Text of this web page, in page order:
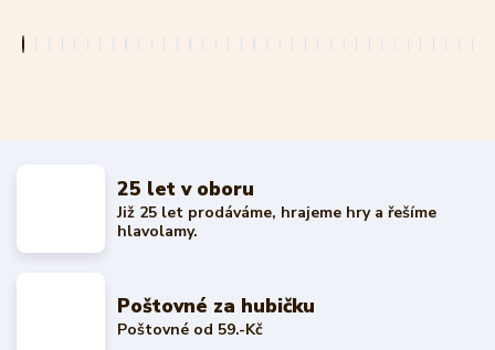
25 let v oboru
Již 25 let prodáváme, hrajeme hry a řešíme
hlavolamy.
Poštovné za hubičku
Poštovné od 59.-Kč